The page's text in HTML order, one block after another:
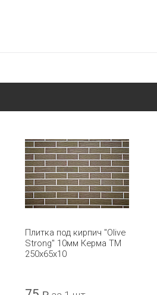
Плитка под кирпич "Olive
Strong" 10мм Керма ТМ
250х65х10